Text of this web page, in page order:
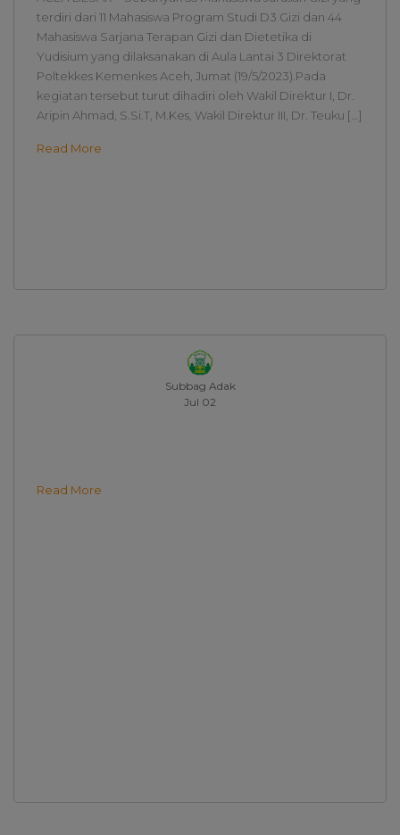
terdiri dari 11 Mahasiswa Program Studi D3 Gizi dan 44
Mahasiswa Sarjana Terapan Gizi dan Dietetika di
Yudisium yang dilaksanakan di Aula Lantai 3 Direktorat
Poltekkes Kemenkes Aceh, Jumat (19/5/2023).Pada
kegiatan tersebut turut dihadiri oleh Wakil Direktur I, Dr.
Aripin Ahmad, S.Si.T, M.Kes, Wakil Direktur III, Dr. Teuku […]
Read More
Subbag Adak
Jul 02
Read More